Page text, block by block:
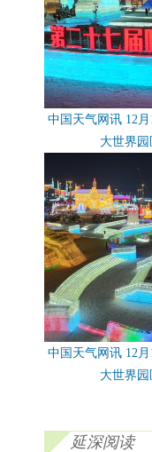
中国天气网讯 12
大世界
中国天气网讯 12
大世界
延深阅读